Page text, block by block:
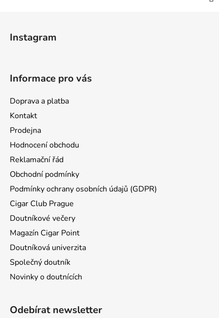
Instagram
Informace pro vás
Doprava a platba
Kontakt
Prodejna
Hodnocení obchodu
Reklamační řád
Obchodní podmínky
Podmínky ochrany osobních údajů (GDPR)
Cigar Club Prague
Doutníkové večery
Magazín Cigar Point
Doutníková univerzita
Společný doutník
Novinky o doutnících
Odebírat newsletter